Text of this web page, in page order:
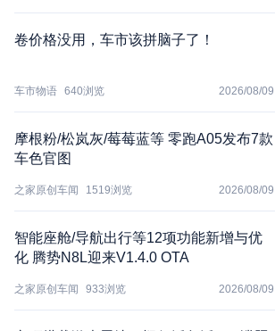
卷价格没用，车市该拼脑子了！
车市物语 640浏览 2026/08/09
摩根粉/松岚灰/莓莓蓝等 零跑A05发布7款
车色官图
之家原创车闻 1519浏览 2026/08/09
智能座舱/导航出行等12项功能新增与优
化 腾势N8L迎来V1.4.0 OTA
之家原创车闻 933浏览 2026/08/09